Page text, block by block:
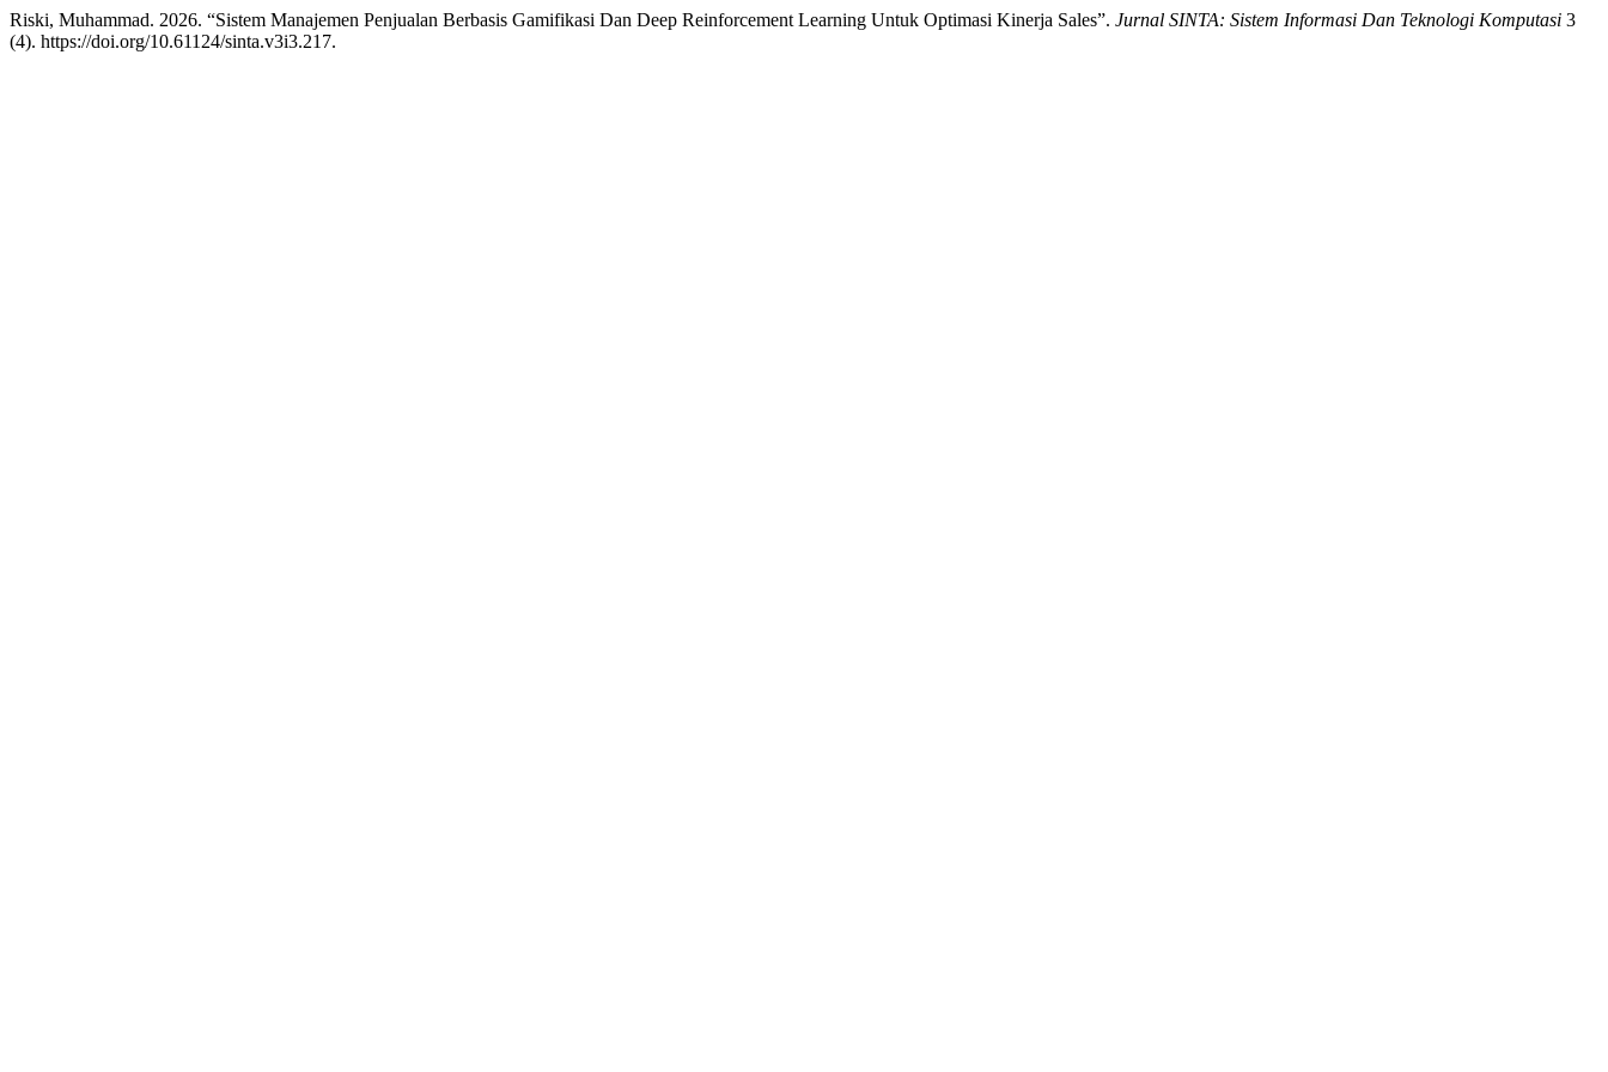
Riski, Muhammad. 2026. “Sistem Manajemen Penjualan Berbasis Gamifikasi Dan Deep Reinforcement Learning Untuk Optimasi Kinerja Sales”. Jurnal SINTA: Sistem Informasi Dan Teknologi Komputasi 3
(4). https://doi.org/10.61124/sinta.v3i3.217.